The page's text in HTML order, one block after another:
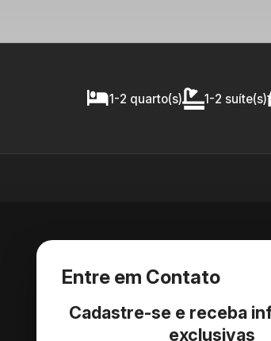
1-2 quarto(s) 1-2 suíte(s)
Entre em Contato
Cadastre-se e receba
exclusivas